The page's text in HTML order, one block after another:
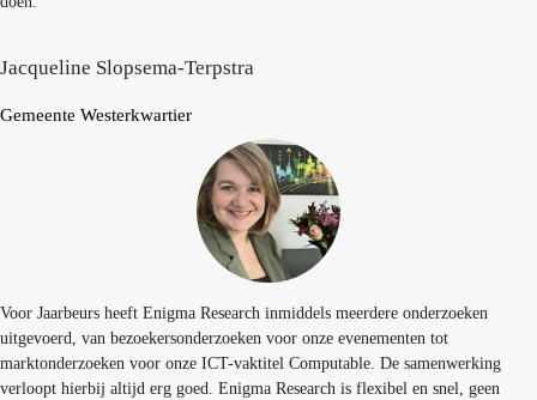
Jacqueline Slopsema-Terpstra
Gemeente Westerkwartier
Voor Jaarbeurs heeft Enigma Research inmiddels meerdere onderzoeken
uitgevoerd, van bezoekersonderzoeken voor onze evenementen tot
marktonderzoeken voor onze ICT-vaktitel Computable. De samenwerking
verloopt hierbij altijd erg goed. Enigma Research is flexibel en snel, geen